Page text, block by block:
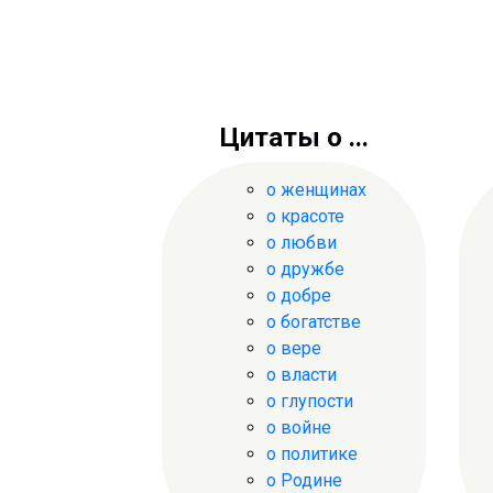
Цитаты о ...
о женщинах
о красоте
о любви
о дружбе
о добре
о богатстве
о вере
о власти
о глупости
о войне
о политике
о Родине